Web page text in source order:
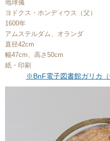
地球儀
ヨドクス・ホンディウス（父）
1600年
アムステルダム、オランダ
直径42cm
幅47cm、高さ50cm
紙・印刷
※BnF電子図書館ガリカ